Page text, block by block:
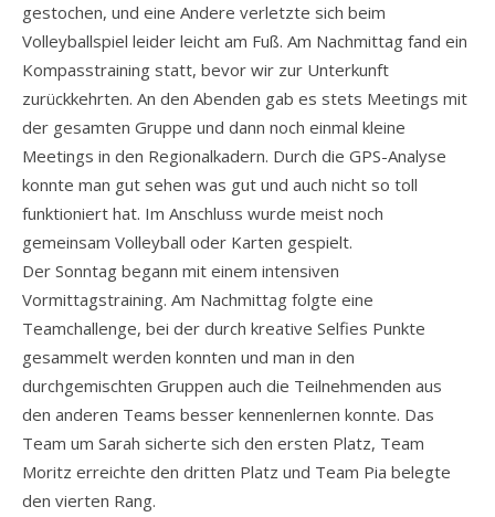
gestochen, und eine Andere verletzte sich beim
Volleyballspiel leider leicht am Fuß. Am Nachmittag fand ein
Kompasstraining statt, bevor wir zur Unterkunft
zurückkehrten. An den Abenden gab es stets Meetings mit
der gesamten Gruppe und dann noch einmal kleine
Meetings in den Regionalkadern. Durch die GPS-Analyse
konnte man gut sehen was gut und auch nicht so toll
funktioniert hat. Im Anschluss wurde meist noch
gemeinsam Volleyball oder Karten gespielt.
Der Sonntag begann mit einem intensiven
Vormittagstraining. Am Nachmittag folgte eine
Teamchallenge, bei der durch kreative Selfies Punkte
gesammelt werden konnten und man in den
durchgemischten Gruppen auch die Teilnehmenden aus
den anderen Teams besser kennenlernen konnte. Das
Team um Sarah sicherte sich den ersten Platz, Team
Moritz erreichte den dritten Platz und Team Pia belegte
den vierten Rang.